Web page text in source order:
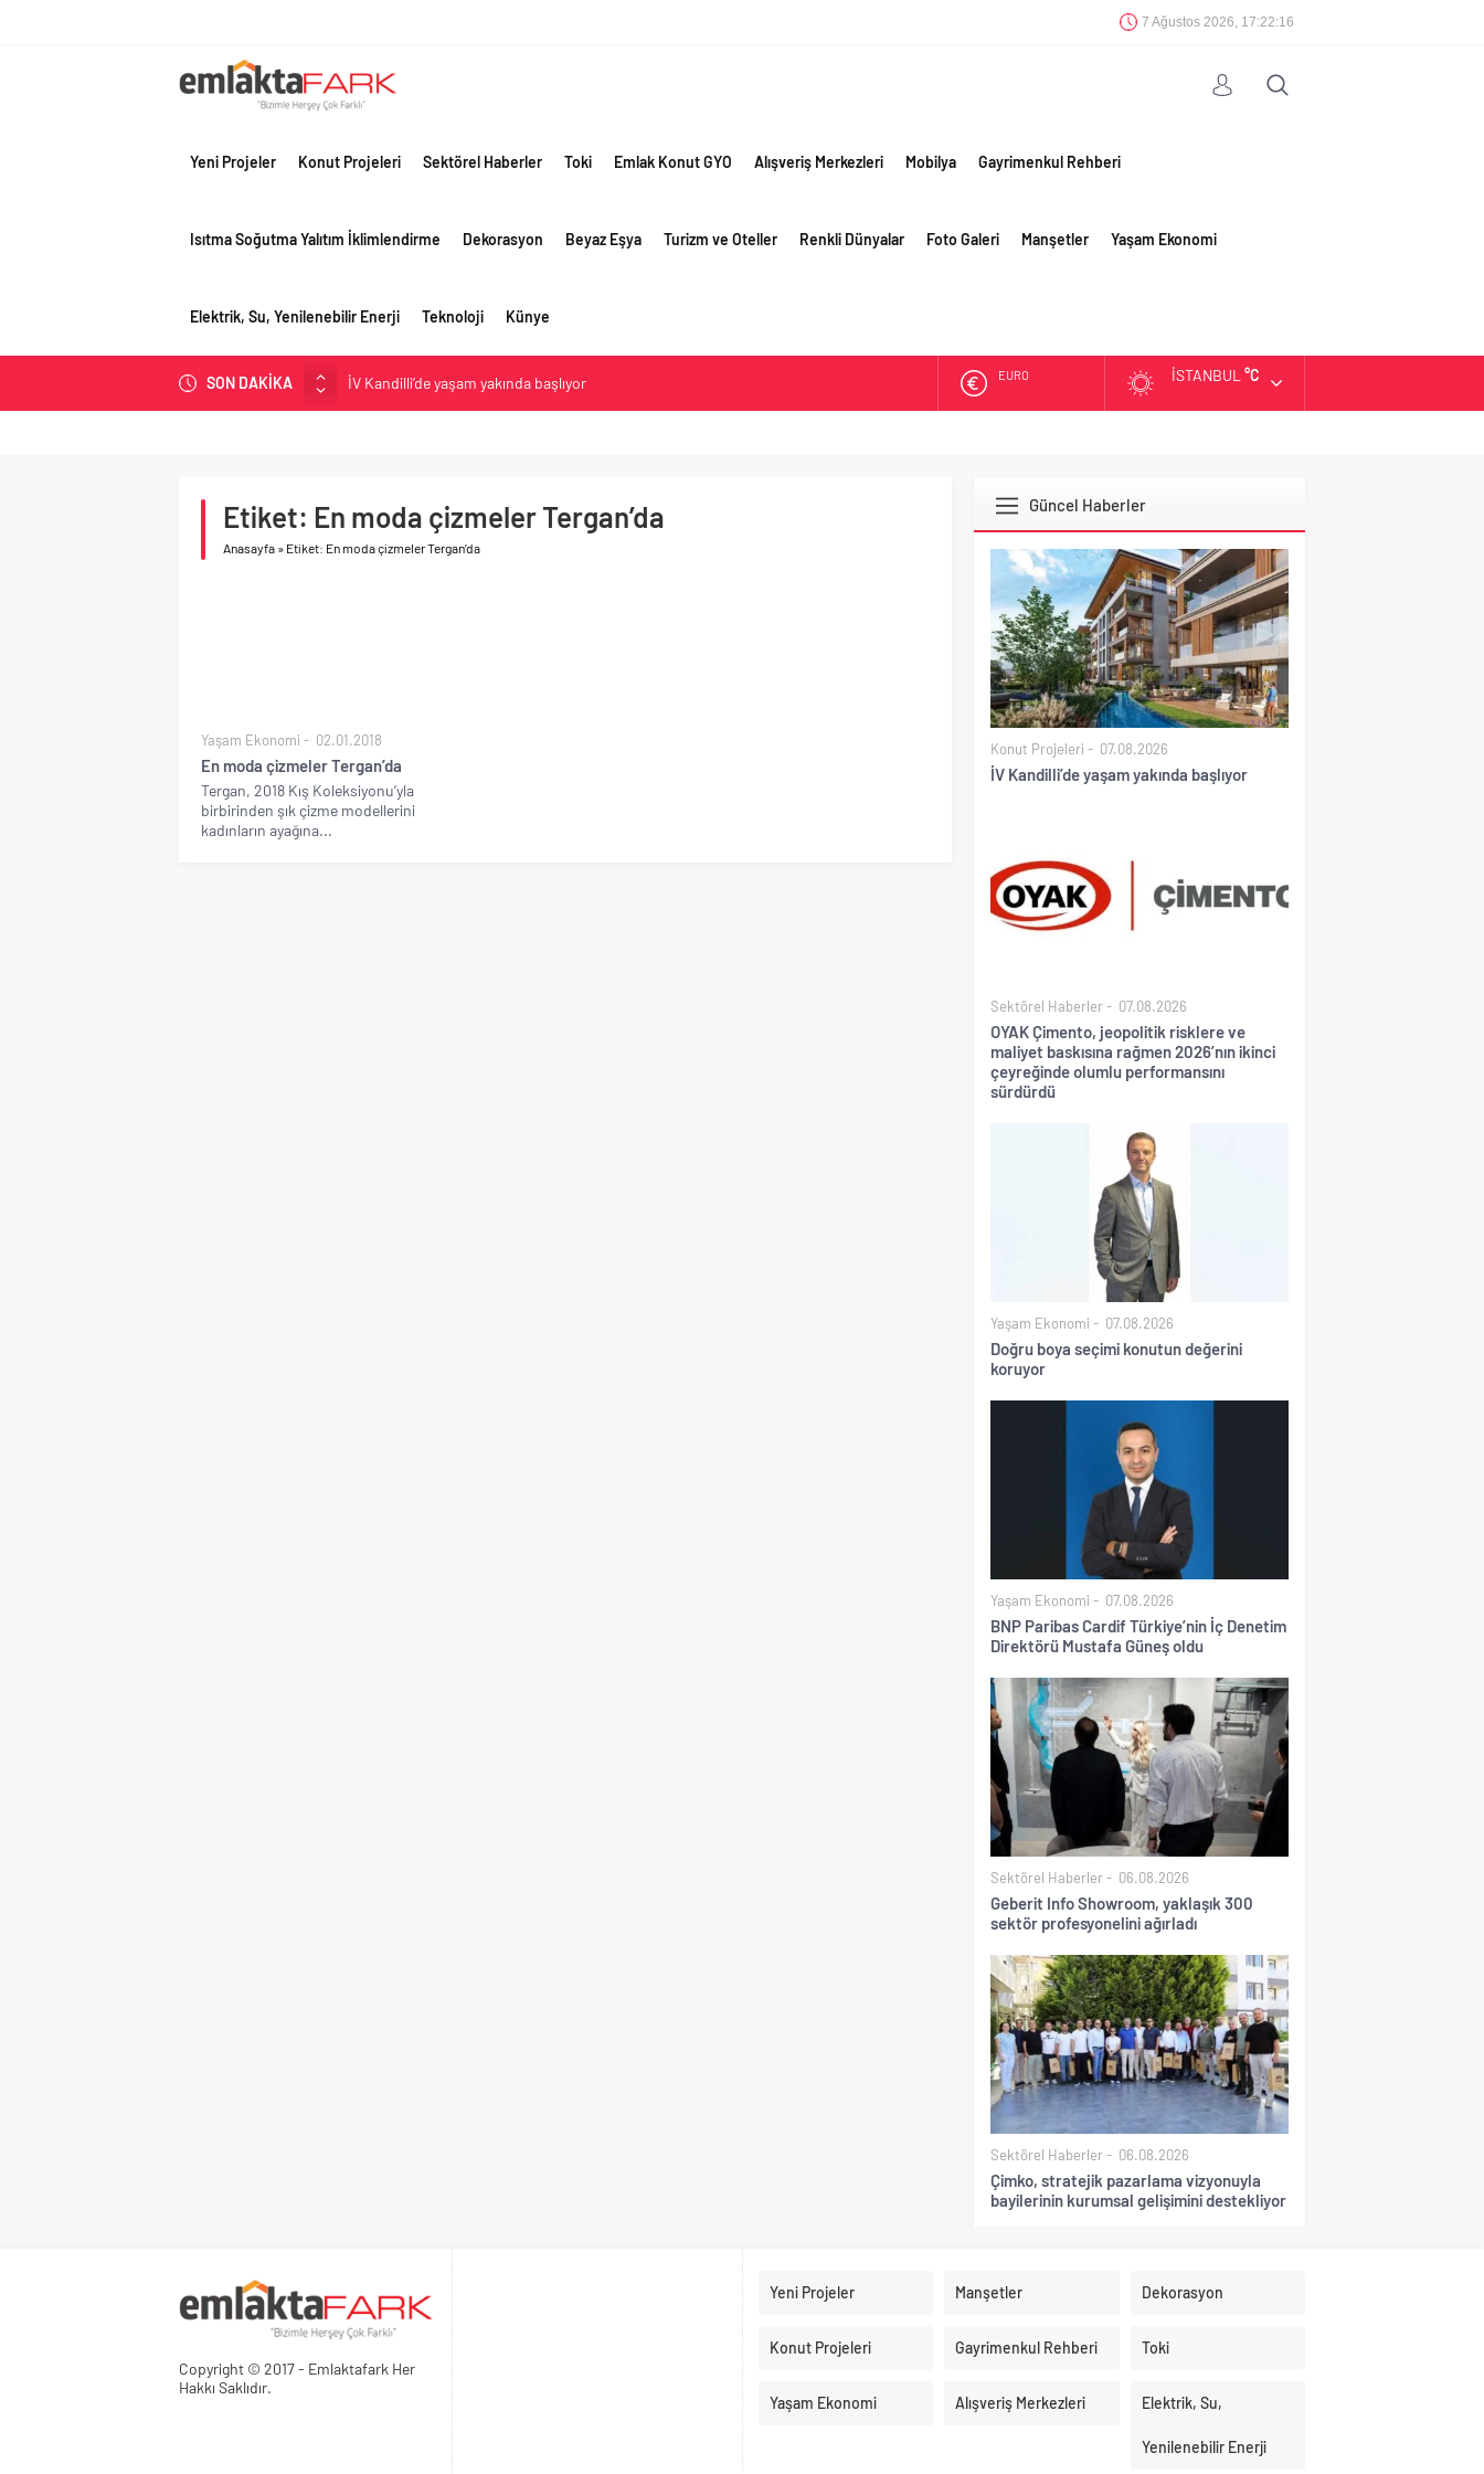
7 Ağustos 2026, 17:22:16
Yeni Projeler Konut Projeleri Sektörel Haberler Toki Emlak Konut GYO Alışveriş Merkezleri Mobilya Gayrimenkul Rehberi
Isıtma Soğutma Yalıtım İklimlendirme Dekorasyon Beyaz Eşya Turizm ve Oteller Renkli Dünyalar Foto Galeri Manşetler Yaşam Ekonomi
Elektrik, Su, Yenilenebilir Enerji Teknoloji Künye
SON DAKİKA
İV Kandilli’de yaşam yakında başlıyor
OYAK Çimento, jeopolitik risklere ve maliyet baskısına rağmen 2026’nın ikinci
çeyreğinde olumlu performansını sürdürdü
Birleşik Arap Emirlikleri’nin ilk yüksek hızlı demiryolu projesine Kalyon İnşaat imzası
EURO İSTANBUL °C
Etiket: En moda çizmeler Tergan’da
Anasayfa » Etiket: En moda çizmeler Tergan’da
Yaşam Ekonomi 02.01.2018
En moda çizmeler Tergan’da
Tergan, 2018 Kış Koleksiyonu’yla
birbirinden şık çizme modellerini
kadınların ayağına...
Güncel Haberler
Konut Projeleri 07.08.2026
İV Kandilli’de yaşam yakında başlıyor
Sektörel Haberler 07.08.2026
OYAK Çimento, jeopolitik risklere ve
maliyet baskısına rağmen 2026’nın ikinci
çeyreğinde olumlu performansını
sürdürdü
Yaşam Ekonomi 07.08.2026
Doğru boya seçimi konutun değerini
koruyor
Yaşam Ekonomi 07.08.2026
BNP Paribas Cardif Türkiye’nin İç Denetim
Direktörü Mustafa Güneş oldu
Sektörel Haberler 06.08.2026
Geberit Info Showroom, yaklaşık 300
sektör profesyonelini ağırladı
Sektörel Haberler 06.08.2026
Çimko, stratejik pazarlama vizyonuyla
bayilerinin kurumsal gelişimini destekliyor
Copyright © 2017 - Emlaktafark Her
Hakkı Saklıdır.
Yeni Projeler Manşetler Dekorasyon
Konut Projeleri Gayrimenkul Rehberi Toki
Yaşam Ekonomi Alışveriş Merkezleri Elektrik, Su,
Yenilenebilir Enerji